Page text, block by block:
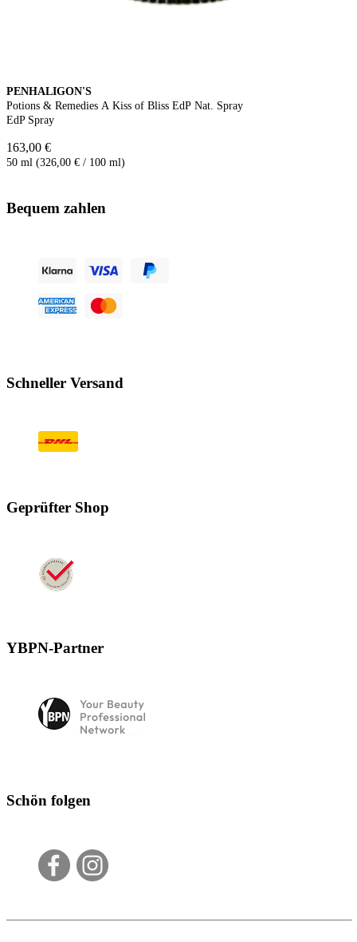
PENHALIGON'S
Potions & Remedies A Kiss of Bliss EdP Nat. Spray
EdP Spray
163,00 €
50 ml (326,00 € / 100 ml)
Bequem zahlen
Schneller Versand
Geprüfter Shop
YBPN-Partner
Schön folgen